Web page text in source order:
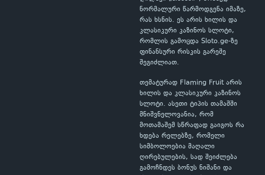
ნორმალური წარმოდგენა იმაზე,
რას ხსნის. ეს არის ხილის და
კლასიკური კაზინოს სლოტი,
რომლის გამოცდა Sloto.ge-ზე
ფინანსური რისკის გარეშე
შეგიძლიათ.
თემატურად Flaming Fruit არის
ხილის და კლასიკური კაზინოს
სლოტი. ასეთი ტიპის თამაშში
მნიშვნელოვანია, რომ
მოთამაშემ სწრაფად გაიგოს რა
ხდება რელებზე, რომელი
სიმბოლოებია მაღალი
ღირებულების, სად შეიძლება
გამოჩნდეს ბონუს ნიშანი და